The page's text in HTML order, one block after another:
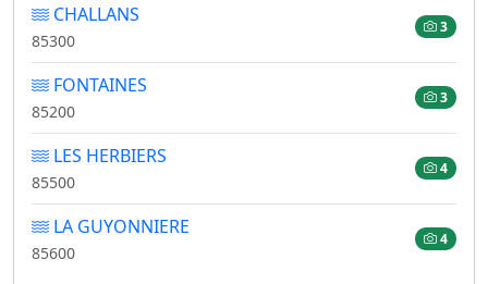
CHALLANS
85300
3
FONTAINES
85200
3
LES HERBIERS
85500
4
LA GUYONNIERE
85600
4